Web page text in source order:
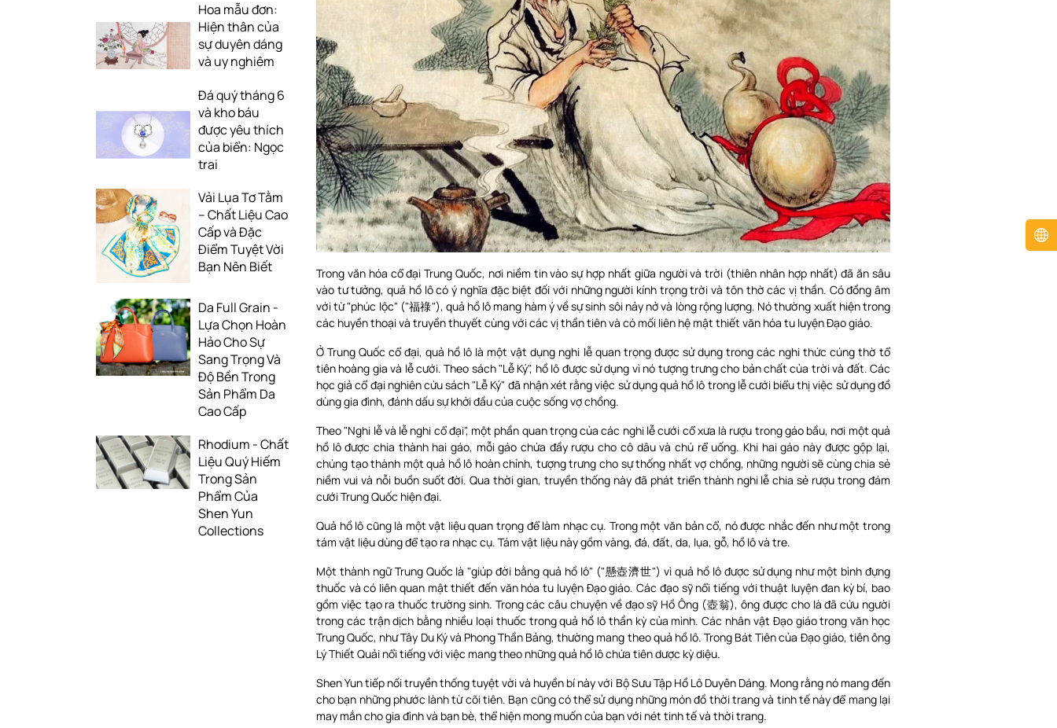
Hoa mẫu đơn:
Hiện thân của
sự duyên dáng
và uy nghiêm
Đá quý tháng 6
và kho báu
được yêu thích
của biển: Ngọc
trai
Vải Lụa Tơ Tằm
– Chất Liệu Cao
Cấp và Đặc
Điểm Tuyệt Vời
Bạn Nên Biết
Da Full Grain -
Lựa Chọn Hoàn
Hảo Cho Sự
Sang Trọng Và
Độ Bền Trong
Sản Phẩm Da
Cao Cấp
Rhodium - Chất
Liệu Quý Hiếm
Trong Sản
Phẩm Của
Shen Yun
Collections
Trong văn hóa cổ đại Trung Quốc, nơi niềm tin vào sự hợp nhất giữa người và trời (thiên nhân hợp nhất) đã ăn sâu
vào tư tưởng, quả hồ lô có ý nghĩa đặc biệt đối với những người kính trọng trời và tôn thờ các vị thần. Có đồng âm
với từ "phúc lộc" ("福祿"), quả hồ lô mang hàm ý về sự sinh sôi nảy nở và lòng rộng lượng. Nó thường xuất hiện trong
các huyền thoại và truyền thuyết cùng với các vị thần tiên và có mối liên hệ mật thiết văn hóa tu luyện Đạo giáo.
Ở Trung Quốc cổ đại, quả hồ lô là một vật dụng nghi lễ quan trọng được sử dụng trong các nghi thức cúng thờ tổ
tiên hoàng gia và lễ cưới. Theo sách "Lễ Ký", hồ lô được sử dụng vì nó tượng trưng cho bản chất của trời và đất. Các
học giả cổ đại nghiên cứu sách "Lễ Ký" đã nhận xét rằng việc sử dụng quả hồ lô trong lễ cưới biểu thị việc sử dụng đồ
dùng gia đình, đánh dấu sự khởi đầu của cuộc sống vợ chồng.
Theo "Nghi lễ và lễ nghi cổ đại", một phần quan trọng của các nghi lễ cưới cổ xưa là rượu trong gáo bầu, nơi một quả
hồ lô được chia thành hai gáo, mỗi gáo chứa đầy rượu cho cô dâu và chú rể uống. Khi hai gáo này được gộp lại,
chúng tạo thành một quả hồ lô hoàn chỉnh, tượng trưng cho sự thống nhất vợ chồng, những người sẽ cùng chia sẻ
niềm vui và nỗi buồn suốt đời. Qua thời gian, truyền thống này đã phát triển thành nghi lễ chia sẻ rượu trong đám
cưới Trung Quốc hiện đại.
Quả hồ lô cũng là một vật liệu quan trọng để làm nhạc cụ. Trong một văn bản cổ, nó được nhắc đến như một trong
tám vật liệu dùng để tạo ra nhạc cụ. Tám vật liệu này gồm vàng, đá, đất, da, lụa, gỗ, hồ lô và tre.
Một thành ngữ Trung Quốc là "giúp đời bằng quả hồ lô" ("懸壺濟世") vì quả hồ lô được sử dụng như một bình đựng
thuốc và có liên quan mật thiết đến văn hóa tu luyện Đạo giáo. Các đạo sỹ nổi tiếng với thuật luyện đan kỳ bí, bao
gồm việc tạo ra thuốc trường sinh. Trong các câu chuyện về đạo sỹ Hồ Ông (壺翁), ông được cho là đã cứu người
trong các trận dịch bằng nhiều loại thuốc trong quả hồ lô thần kỳ của mình. Các nhân vật Đạo giáo trong văn học
Trung Quốc, như Tây Du Ký và Phong Thần Bảng, thường mang theo quả hồ lô. Trong Bát Tiên của Đạo giáo, tiên ông
Lý Thiết Quải nổi tiếng với việc mang theo những quả hồ lô chứa tiên dược kỳ diệu.
Shen Yun tiếp nối truyền thống tuyệt vời và huyền bí này với Bộ Sưu Tập Hồ Lô Duyên Dáng. Mong rằng nó mang đến
cho bạn những phước lành từ cõi tiên. Bạn cũng có thể sử dụng những món đồ thời trang và tinh tế này để mang lại
may mắn cho gia đình và bạn bè, thể hiện mong muốn của bạn với nét tinh tế và thời trang.